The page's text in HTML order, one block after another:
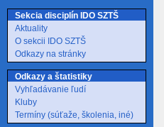
Sekcia disciplín IDO SZTŠ
Aktuality
O sekcii IDO SZTŠ
Odkazy na stránky
Odkazy a štatistiky
Vyhľadávanie ľudí
Kluby
Termíny (súťaže, školenia, iné)